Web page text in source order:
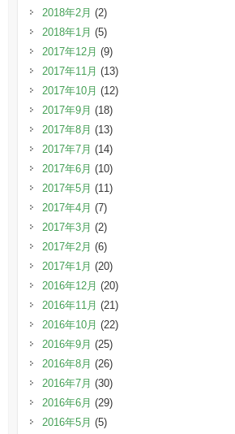
2018年2月 (2)
2018年1月 (5)
2017年12月 (9)
2017年11月 (13)
2017年10月 (12)
2017年9月 (18)
2017年8月 (13)
2017年7月 (14)
2017年6月 (10)
2017年5月 (11)
2017年4月 (7)
2017年3月 (2)
2017年2月 (6)
2017年1月 (20)
2016年12月 (20)
2016年11月 (21)
2016年10月 (22)
2016年9月 (25)
2016年8月 (26)
2016年7月 (30)
2016年6月 (29)
2016年5月 (5)